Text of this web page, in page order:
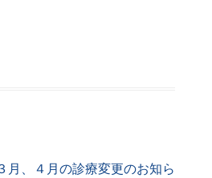
月、４月の診療変更のお知ら